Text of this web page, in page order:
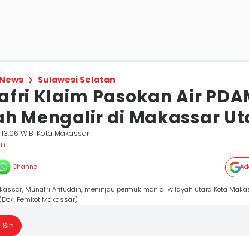
News Sulawesi Selatan
Klaim Pasokan Air
Mengalir di Makassar
WIB Kota Makassar
Channel
Munafri Arifuddin, meninjau permukiman di wilayah utara Kota
Pemkot Makassar)